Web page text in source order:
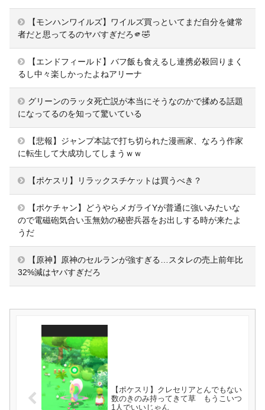
【モンハンワイルズ】ワイルズ買っといてまだ自分を健常
者だと思ってるのヤバすぎだろ🫵🤣
【エンドフィールド】バフ飯も食えるし連携必殺回りまく
るし中々楽しかったよねアリーナ
グリーンのラッタ死亡説が本当にそうなのかで揉める話題
になってるのを知って驚いている
【悲報】ジャンプ本誌で打ち切られた漫画家、なろう作家
に転生して大成功してしまうｗｗ
【ポケスリ】リラックスチケットは買うべき？
【ポケチャン】どうやらメガライYが普通に強いみたいな
ので電磁砲気合い玉無効の秘密兵器をお出しする時が来たよ
うだ
【原神】原神のセルランが強すぎる…スタレの売上前年比
32%減はヤバすぎだろ
【ポケスリ】クレセリアとんでもない
数のきのみ持ってきて草 もうこいつ
1人でいいじゃん